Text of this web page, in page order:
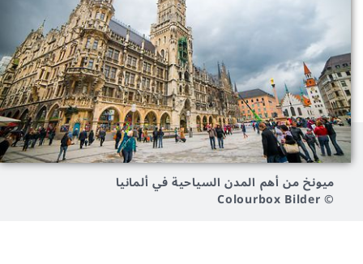
ميونخ من أهم المدن السياحية في ألمانيا
© Colourbox Bilder